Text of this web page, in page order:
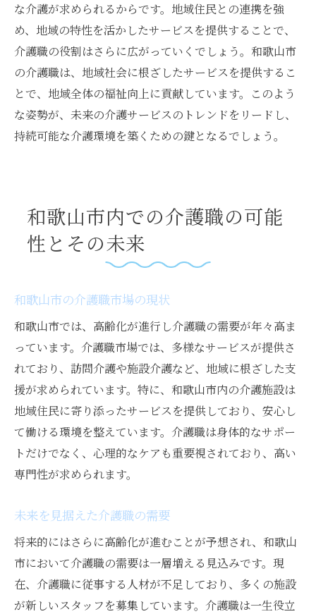
な介護が求められるからです。地域住民との連携を強
め、地域の特性を活かしたサービスを提供することで、
介護職の役割はさらに広がっていくでしょう。和歌山市
の介護職は、地域社会に根ざしたサービスを提供するこ
とで、地域全体の福祉向上に貢献しています。このよう
な姿勢が、未来の介護サービスのトレンドをリードし、
持続可能な介護環境を築くための鍵となるでしょう。
和歌山市内での介護職の可能
性とその未来
和歌山市の介護職市場の現状
和歌山市では、高齢化が進行し介護職の需要が年々高ま
っています。介護職市場では、多様なサービスが提供さ
れており、訪問介護や施設介護など、地域に根ざした支
援が求められています。特に、和歌山市内の介護施設は
地域住民に寄り添ったサービスを提供しており、安心し
て働ける環境を整えています。介護職は身体的なサポー
トだけでなく、心理的なケアも重要視されており、高い
専門性が求められます。
未来を見据えた介護職の需要
将来的にはさらに高齢化が進むことが予想され、和歌山
市において介護職の需要は一層増える見込みです。現
在、介護職に従事する人材が不足しており、多くの施設
が新しいスタッフを募集しています。介護職は一生役立